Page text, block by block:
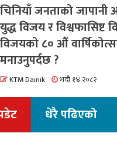
चिनियाँ जनताको जापानी
युद्ध विजय र विश्वफासिष्ट
विजयको ८० औं
मनाउनुपर्दछ ?
KTM Dainik भदौ १४ २०८२
धेरै पढिएको